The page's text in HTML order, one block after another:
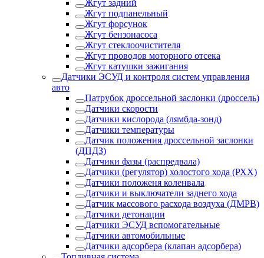
Жгут задний
Жгут подпанельный
Жгут форсунок
Жгут бензонасоса
Жгут стеклоочистителя
Жгут проводов моторного отсека
Жгут катушки зажигания
Датчики ЭСУД и контроля систем управления
авто
Патрубок дроссельной заслонки (дроссель)
Датчики скорости
Датчики кислорода (лямбда-зонд)
Датчики температуры
Датчик положения дроссельной заслонки
(ДПДЗ)
Датчики фазы (распредвала)
Датчики (регулятор) холостого хода (РХХ)
Датчики положеня коленвала
Датчики и выключатели заднего хода
Датчик массового расхода воздуха (ДМРВ)
Датчики детонации
Датчики ЭСУД вспомогательные
Датчики автомобильные
Датчики адсорбера (клапан адсорбера)